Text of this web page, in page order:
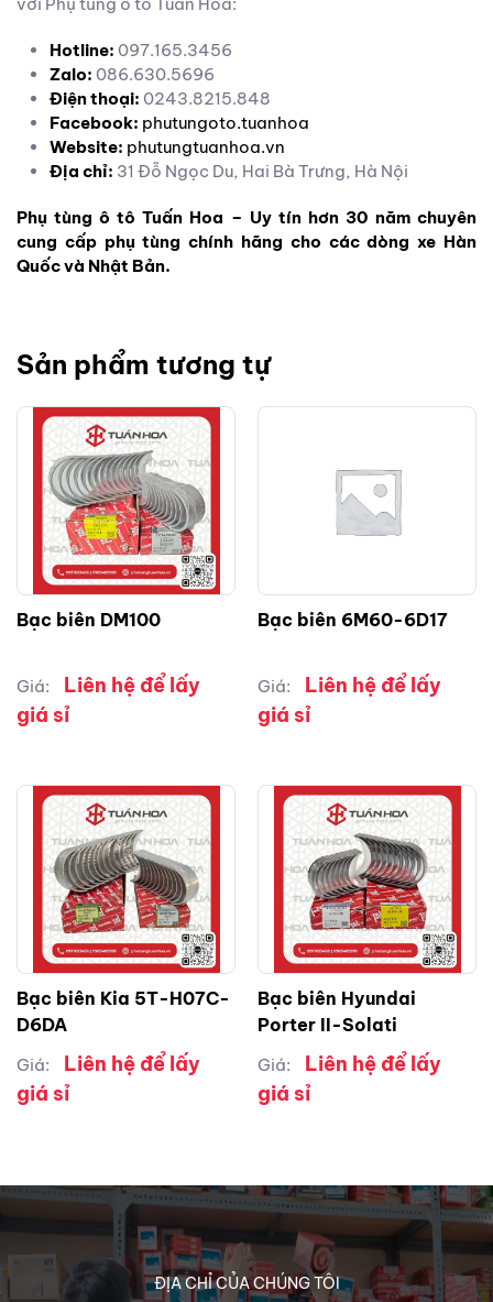
Hotline: 097.165.3456
Zalo: 086.630.5696
Điện thoại: 0243.8215.848
Facebook: phutungoto.tuanhoa
Website: phutungtuanhoa.vn
Địa chỉ: 31 Đỗ Ngọc Du, Hai Bà Trưng, Hà Nội
Phụ tùng ô tô Tuấn Hoa – Uy tín hơn 30 năm chuyên
cung cấp phụ tùng chính hãng cho các dòng xe Hàn
Quốc và Nhật Bản.
Sản phẩm tương tự
Bạc biên DM100
Giá:
Liên hệ để lấy
giá sỉ
Bạc biên 6M60-6D17
Giá:
Liên hệ để lấy
giá sỉ
Bạc biên Kia 5T-H07C-
D6DA
Giá:
Liên hệ để lấy
giá sỉ
Bạc biên Hyundai
Porter II-Solati
Giá:
Liên hệ để lấy
giá sỉ
ĐỊA CHỈ CỦA CHÚNG TÔI